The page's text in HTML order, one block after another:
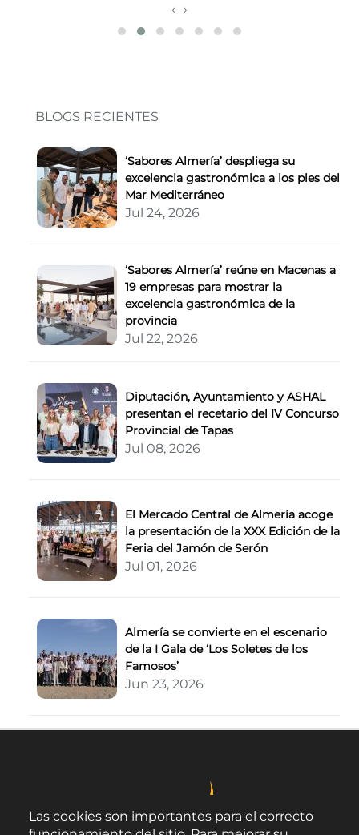
‹ ›
BLOGS RECIENTES
‘Sabores Almería’ despliega su
excelencia gastronómica a los pies del
Mar Mediterráneo
Jul 24, 2026
‘Sabores Almería’ reúne en Macenas a
19 empresas para mostrar la
excelencia gastronómica de la
provincia
Jul 22, 2026
Diputación, Ayuntamiento y ASHAL
presentan el recetario del IV Concurso
Provincial de Tapas
Jul 08, 2026
El Mercado Central de Almería acoge
la presentación de la XXX Edición de la
Feria del Jamón de Serón
Jul 01, 2026
Almería se convierte en el escenario
de la I Gala de ‘Los Soletes de los
Famosos’
Jun 23, 2026
Las cookies son importantes para el correcto